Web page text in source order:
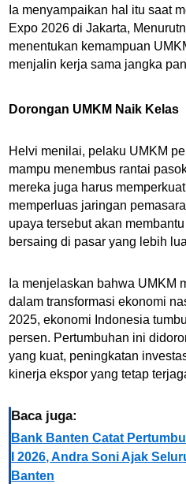
Ia menyampaikan hal itu saat
Expo 2026 di Jakarta,
menentukan kemampuan
menjalin kerja sama jangka
Dorongan UMKM Naik Kelas
Helvi menilai, pelaku UMKM
mampu menembus rantai
mereka juga harus
memperluas jaringan
upaya tersebut akan
bersaing di pasar yang lebih
Ia menjelaskan bahwa UMKM
dalam transformasi ekonomi
2025, ekonomi Indonesia
persen. Pertumbuhan ini
yang kuat, peningkatan
kinerja ekspor yang tetap
Baca juga:
Bank Banten Catat
I 2026, Andra Soni Ajak
Banten